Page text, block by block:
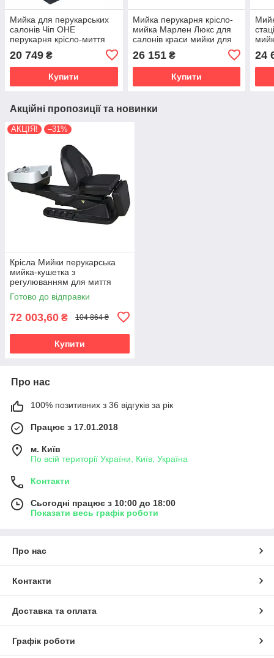
Мийка для перукарських
салонів Чіп ОНЕ
перукарня крісло-миття
миття голови для салонів
краси
20 749 ₴
Купити
Мийка перукарня крісло-
мийка Марлен Люкс для
салонів краси мийки для
26 151₴
Купити
24
Акційні пропозиції та новинки
АКЦІЯ! –31%
Крісла Мийки перукарська
мийка-кушетка з
регулюванням для миття
голови електромойка для
салону краси 6001
Готово до відправки
72 003,60 ₴ 104 864 ₴
Купити
Про нас
100% позитивних з 36 відгуків за рік
Працює з 17.01.2018
м. Київ
По всій території України, Київ, Україна
Контакти
Сьогодні працює з 10:00 до 18:00
Показати весь графік роботи
Про нас
Контакти
Доставка та оплата
Графік роботи